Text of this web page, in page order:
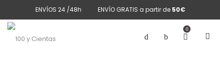
ENVÍOS 24 /48h ENVÍO GRATIS a partir de 50€
0